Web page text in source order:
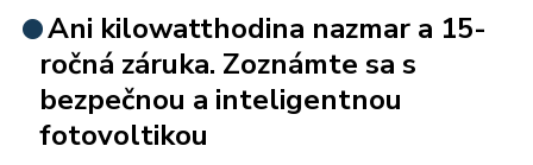
Ani kilowatthodina nazmar a 15-
ročná záruka. Zoznámte sa s
bezpečnou a inteligentnou
fotovoltikou